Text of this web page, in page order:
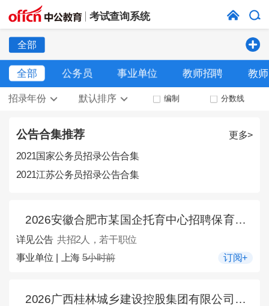
考试查询系统
全部
全部 公务员 事业单位 教师招聘 教
招录年份 默认排序 编制 分数线
更多>
公告合集推荐
2021国家公务员招录公告合集
2021江苏公务员招录公告合集
2026安徽合肥市某国企托育中心招聘保育员2人公告
详见公告 共招2人，若干职位
事业单位 | 上海 5小时前 订阅+
2026广西桂林城乡建设控股集团有限公司招聘法务管理人员1人公告